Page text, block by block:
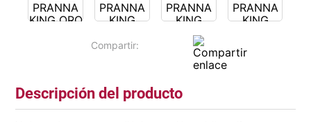
Descripción del producto